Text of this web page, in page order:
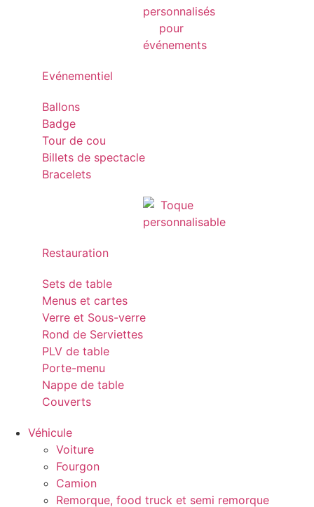
Evénementiel
Ballons
Badge
Tour de cou
Billets de spectacle
Bracelets
Restauration
Sets de table
Menus et cartes
Verre et Sous-verre
Rond de Serviettes
PLV de table
Porte-menu
Nappe de table
Couverts
Véhicule
Voiture
Fourgon
Camion
Remorque, food truck et semi remorque